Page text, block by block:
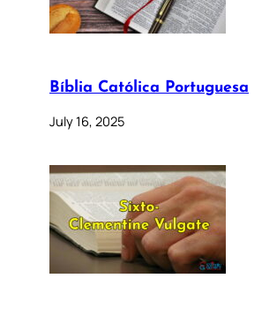
Bíblia Católica Portuguesa
July 16, 2025